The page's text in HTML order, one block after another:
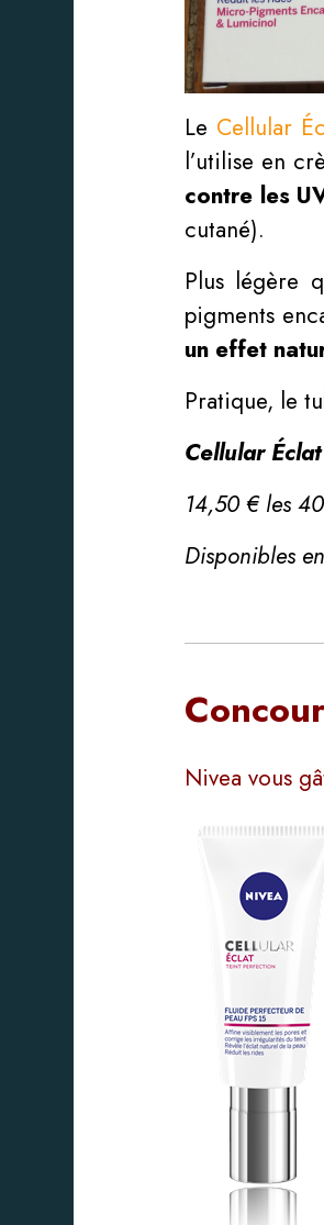
Le Cellular
l’utilise en
contre les
cutané).
Plus légère
pigments
un effet
Pratique, le
Cellular
14,50 € les 4
Disponibles
Nivea vous